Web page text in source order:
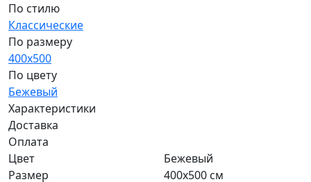
По стилю
Классические
По размеру
400x500
По цвету
Бежевый
Характеристики
Доставка
Оплата
Цвет
Бежевый
Размер
400x500 см